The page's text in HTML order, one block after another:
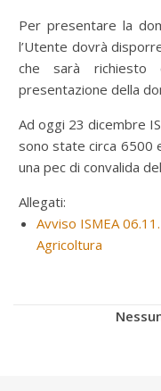
Per presentare la
l’Utente dovrà
che sarà richiesto
presentazione della
Ad oggi 23 dicembre
sono state circa 6500
una pec di convalida
Allegati:
Avviso ISMEA
Agricoltura